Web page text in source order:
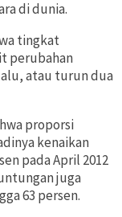
di dunia.
tingkat
perubahan
atau turun dua
proporsi
kenaikan
pada April 2012
juga
63 persen.